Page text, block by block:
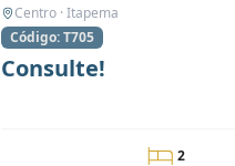
Centro · Itapema
Código: T705
Consulte!
2